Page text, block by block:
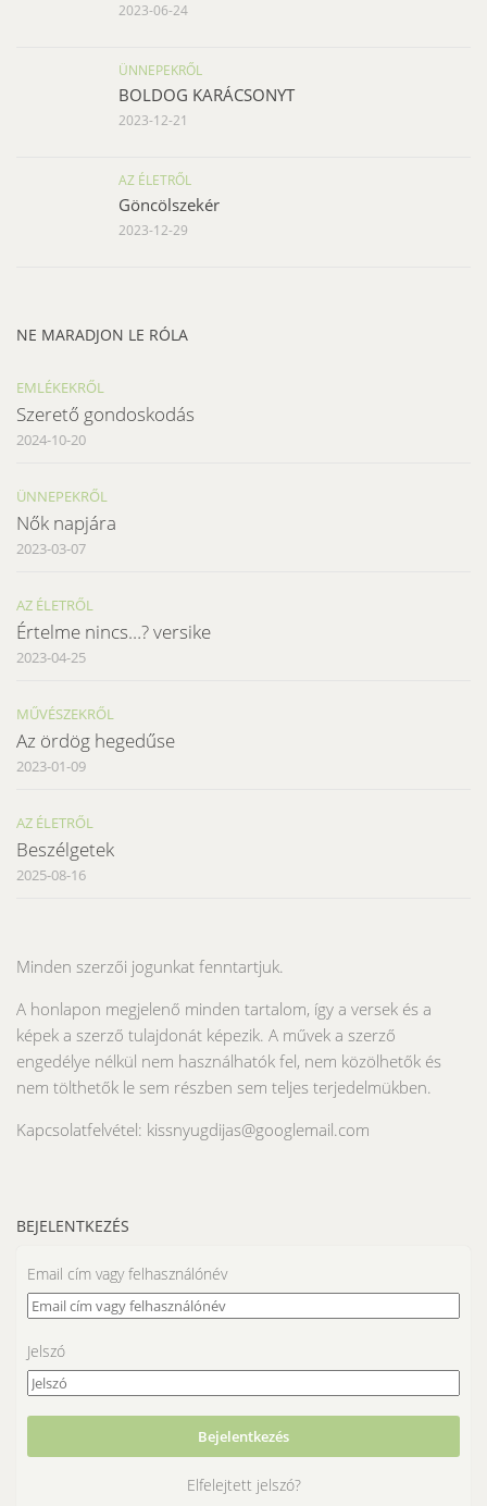
2023-06-24
ÜNNEPEKRŐL
BOLDOG KARÁCSONYT
2023-12-21
AZ ÉLETRŐL
Göncölszekér
2023-12-29
NE MARADJON LE RÓLA
EMLÉKEKRŐL
Szerető gondoskodás
2024-10-20
ÜNNEPEKRŐL
Nők napjára
2023-03-07
AZ ÉLETRŐL
Értelme nincs…? versike
2023-04-25
MŰVÉSZEKRŐL
Az ördög hegedűse
2023-01-09
AZ ÉLETRŐL
Beszélgetek
2025-08-16
Minden szerzői jogunkat fenntartjuk.
A honlapon megjelenő minden tartalom, így a versek és a
képek a szerző tulajdonát képezik. A művek a szerző
engedélye nélkül nem használhatók fel, nem közölhetők és
nem tölthetők le sem részben sem teljes terjedelmükben.
Kapcsolatfelvétel: kissnyugdijas@googlemail.com
BEJELENTKEZÉS
Email cím vagy felhasználónév
Jelszó
Elfelejtett jelszó?